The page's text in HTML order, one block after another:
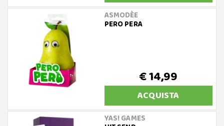
ASMODÈE
PERO PERA
€ 14,99
ACQUISTA
YAS! GAMES